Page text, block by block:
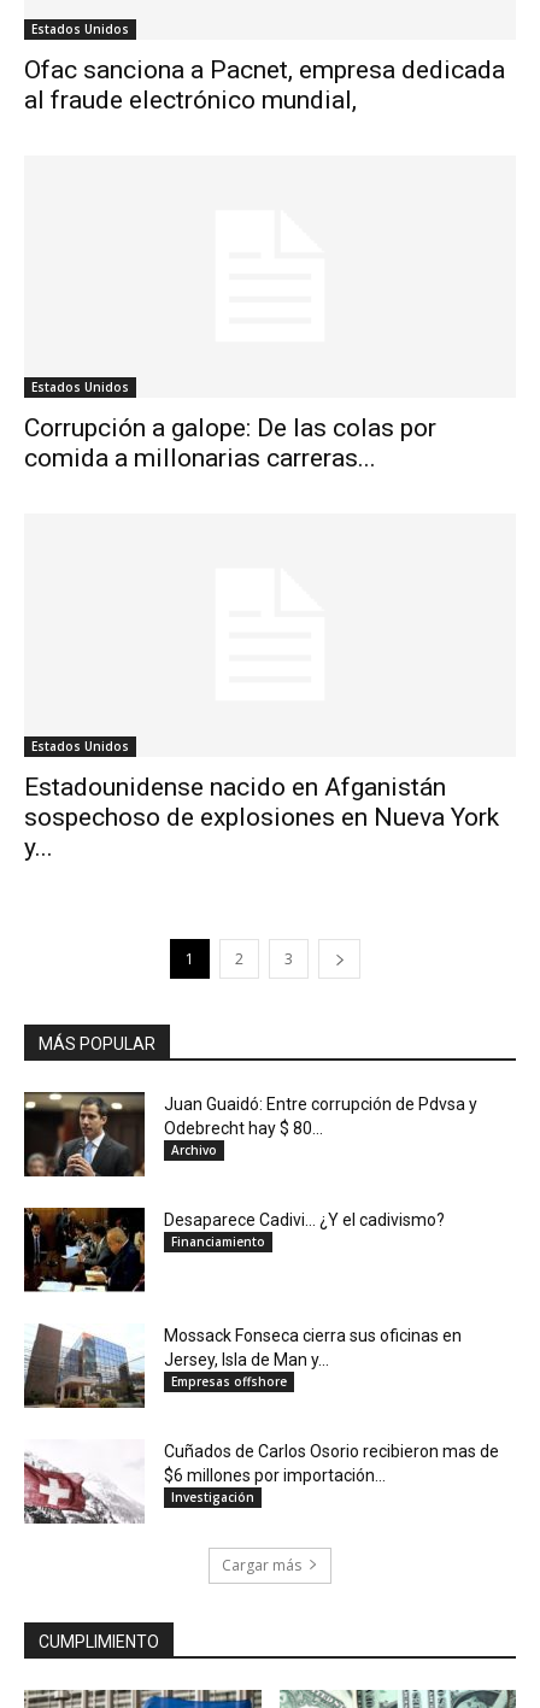
Estados Unidos
Ofac sanciona a Pacnet, empresa dedicada
al fraude electrónico mundial,
Estados Unidos
Corrupción a galope: De las colas por
comida a millonarias carreras...
Estados Unidos
Estadounidense nacido en Afganistán
sospechoso de explosiones en Nueva York
y...
1 2 3
MÁS POPULAR
Juan Guaidó: Entre corrupción de Pdvsa y
Odebrecht hay $ 80...
Archivo
Desaparece Cadivi… ¿Y el cadivismo?
Financiamiento
Mossack Fonseca cierra sus oficinas en
Jersey, Isla de Man y...
Empresas offshore
Cuñados de Carlos Osorio recibieron mas de
$6 millones por importación...
Investigación
Cargar más
CUMPLIMIENTO